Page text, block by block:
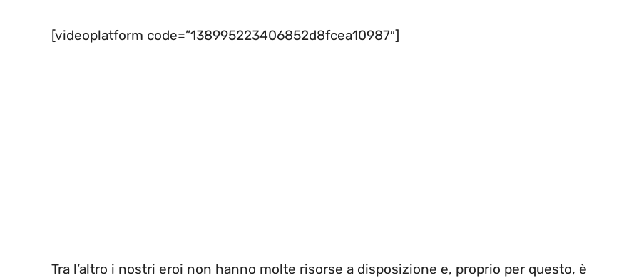
[videoplatform code=”138995223406852d8fcea10987″]
Tra l’altro i nostri eroi non hanno molte risorse a disposizione e, proprio per questo, è